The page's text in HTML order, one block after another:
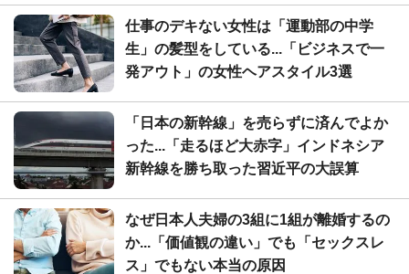
仕事のデキない女性は「運動部の中学
生」の髪型をしている...「ビジネスで一
発アウト」の女性ヘアスタイル3選
「日本の新幹線」を売らずに済んでよか
った...「走るほど大赤字」インドネシア
新幹線を勝ち取った習近平の大誤算
なぜ日本人夫婦の3組に1組が離婚するの
か...「価値観の違い」でも「セックスレ
ス」でもない本当の原因